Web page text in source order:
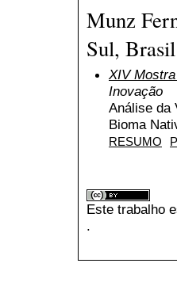
Munz
Sul, Brasil
XIV
Inovação
Análise da
Bioma
RESUMO
Este trabalho
.